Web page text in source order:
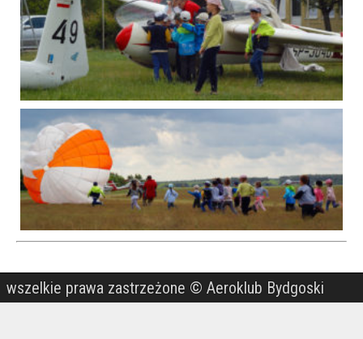
wszelkie prawa zastrzeżone © Aeroklub Bydgoski